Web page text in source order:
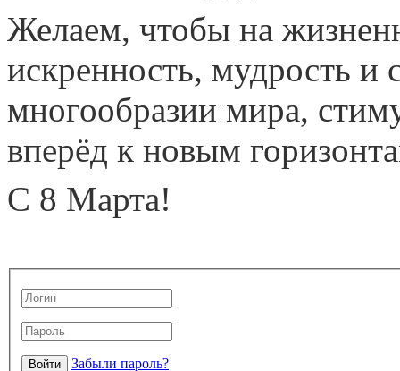
Желаем, чтобы на
искренность, мудрость и
многообразии мира,
вперёд к новым
С 8 Марта!
Забыли пароль?